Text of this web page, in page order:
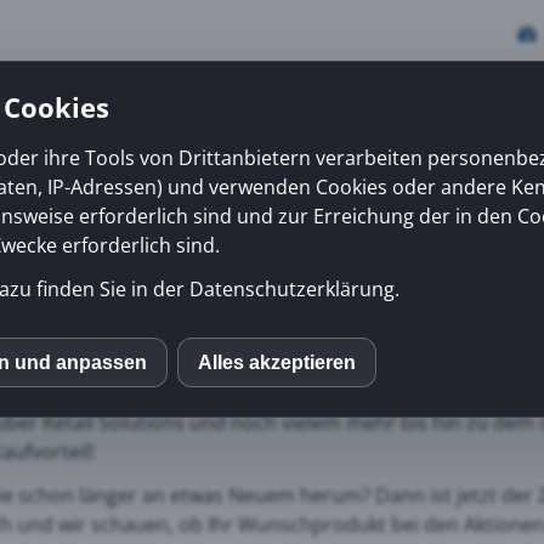
Erfolge News Kiosk Über uns
Sale bringt bis zu 35% auf verschiedenste HP
von HP aus verschiedenen Kategorien,
Retail Solutions und noch vielem mehr bis hin zu dem
schon länger an etwas Neuem herum? Dann ist jetzt
und wir schauen, ob Ihr Wunschprodukt bei den
ihre Tools von Drittanbietern verarbeiten
IP-Adressen) und verwenden Cookies oder andere
erforderlich sind und zur Erreichung der in den
erforderlich sind.
finden Sie in der Datenschutzerklärung.
(Piwik)
und anpassen Alles akzeptieren